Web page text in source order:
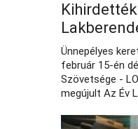
Ünnepélyes
február 15-én
Szövetsége -
megújult Az Év